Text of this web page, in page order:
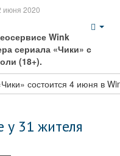
июня 2020
Wink
сериала «Чики» с
(18+).
состоится 4 июня в
у 31 жителя